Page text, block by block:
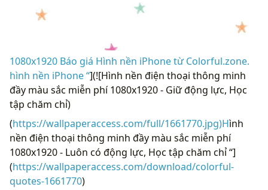
1080x1920 Báo giá Hình nền iPhone từ Colorful.zone.
hình nền iPhone “](![Hình nền điện thoại thông minh
đầy màu sắc miễn phí 1080x1920 - Giữ động lực, Học
tập chăm chỉ)
(https://wallpaperaccess.com/full/1661770.jpg)Hình
nền điện thoại thông minh đầy màu sắc miễn phí
1080x1920 - Luôn có động lực, Học tập chăm chỉ “]
(https://wallpaperaccess.com/download/colorful-
quotes-1661770)